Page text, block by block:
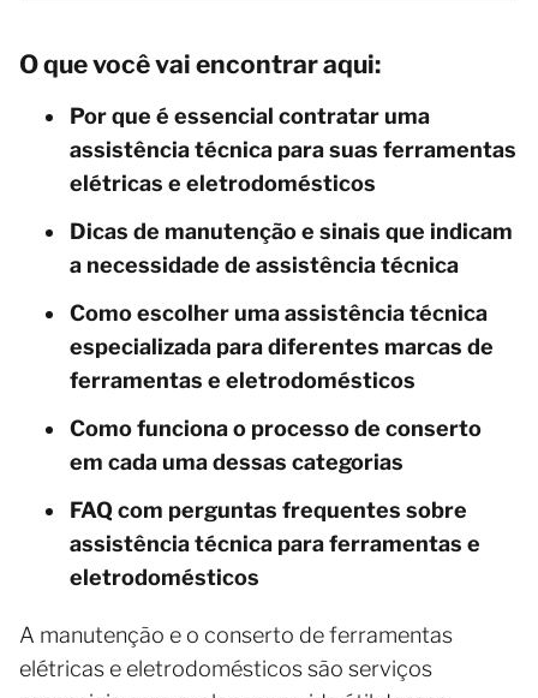
O que você vai encontrar aqui:
Por que é essencial contratar uma
assistência técnica para suas ferramentas
elétricas e eletrodomésticos
Dicas de manutenção e sinais que indicam
a necessidade de assistência técnica
Como escolher uma assistência técnica
especializada para diferentes marcas de
ferramentas e eletrodomésticos
Como funciona o processo de conserto
em cada uma dessas categorias
FAQ com perguntas frequentes sobre
assistência técnica para ferramentas e
eletrodomésticos
A manutenção e o conserto de ferramentas
elétricas e eletrodomésticos são serviços